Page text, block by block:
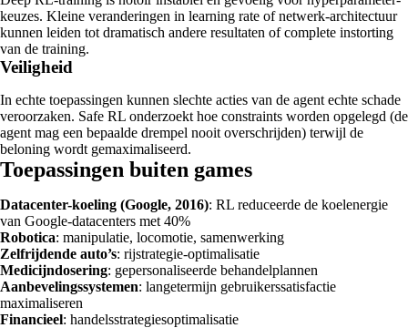
keuzes. Kleine veranderingen in learning rate of netwerk-architectuur
kunnen leiden tot dramatisch andere resultaten of complete instorting
van de training.
Veiligheid
In echte toepassingen kunnen slechte acties van de agent echte schade
veroorzaken. Safe RL onderzoekt hoe constraints worden opgelegd (de
agent mag een bepaalde drempel nooit overschrijden) terwijl de
beloning wordt gemaximaliseerd.
Toepassingen buiten games
Datacenter-koeling (Google, 2016): RL reduceerde de koelenergie
van Google-datacenters met 40%
Robotica: manipulatie, locomotie, samenwerking
Zelfrijdende auto’s: rijstrategie-optimalisatie
Medicijndosering: gepersonaliseerde behandelplannen
Aanbevelingssystemen: langetermijn gebruikerssatisfactie
maximaliseren
Financieel: handelsstrategiesoptimalisatie